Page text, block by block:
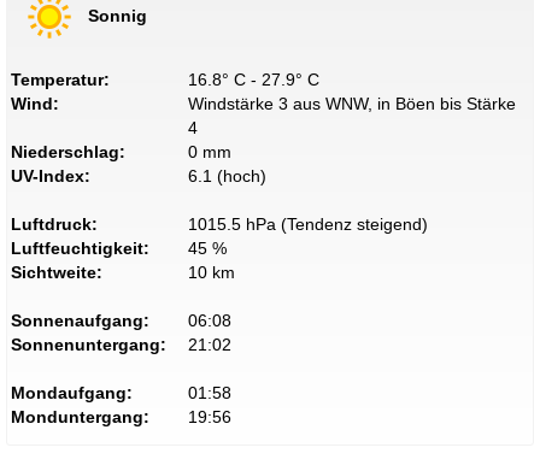
Sonnig
Temperatur:
16.8° C - 27.9° C
Wind:
Windstärke 3 aus WNW, in Böen bis Stärke
4
Niederschlag:
0 mm
UV-Index:
6.1 (hoch)
Luftdruck:
1015.5 hPa (Tendenz steigend)
Luftfeuchtigkeit:
45 %
Sichtweite:
10 km
Sonnenaufgang:
06:08
Sonnenuntergang:
21:02
Mondaufgang:
01:58
Monduntergang:
19:56